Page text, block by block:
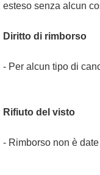
esteso senza alcun
Diritto di rimborso
- Per alcun tipo di
Rifiuto del visto
- Rimborso non è